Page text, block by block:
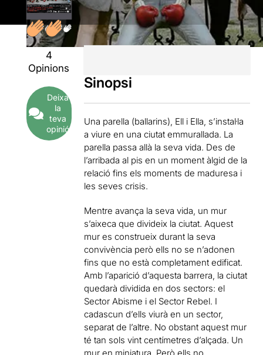
4
Opinions
Deixa
la
teva
opinió
Sinopsi
Una parella (ballarins), Ell i Ella, s’instal·la
a viure en una ciutat emmurallada. La
parella passa allà la seva vida. Des de
l’arribada al pis en un moment àlgid de la
relació fins els moments de maduresa i
les seves crisis.
Mentre avança la seva vida, un mur
s’aixeca que divideix la ciutat. Aquest
mur es construeix durant la seva
convivència però ells no se n’adonen
fins que no està completament edificat.
Amb l’aparició d’aquesta barrera, la ciutat
quedarà dividida en dos sectors: el
Sector Abisme i el Sector Rebel. I
cadascun d’ells viurà en un sector,
separat de l’altre. No obstant aquest mur
té tan sols vint centímetres d’alçada. Un